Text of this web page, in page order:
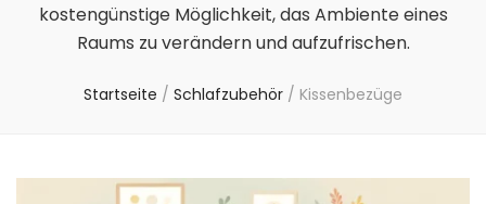
kostengünstige Möglichkeit, das Ambiente eines
Raums zu verändern und aufzufrischen.
Startseite / Schlafzubehör / Kissenbezüge